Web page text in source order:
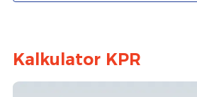
Kalkulator KPR